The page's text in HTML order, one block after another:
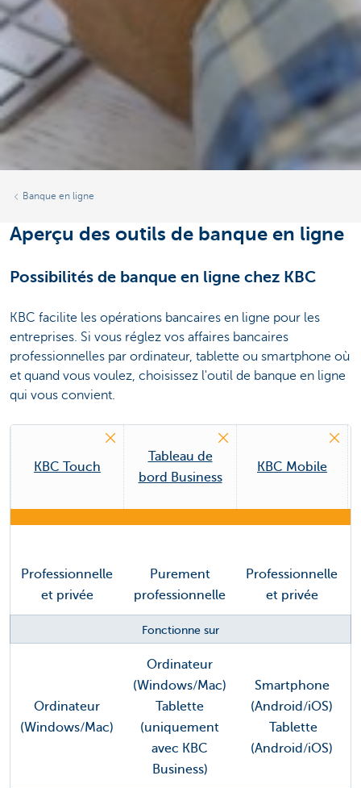
Banque en ligne
Aperçu des outils de banque en ligne
Possibilités de banque en ligne chez KBC
KBC facilite les opérations bancaires en ligne pour les
entreprises. Si vous réglez vos affaires bancaires
professionnelles par ordinateur, tablette ou smartphone où
et quand vous voulez, choisissez l'outil de banque en ligne
qui vous convient.
KBC Touch
Tableau de
bord Business
KBC Mobile
Professionnelle
et privée
Purement
professionnelle
Professionnelle
et privée
Ordinateur
(Windows/Mac)
Ordinateur
(Windows/Mac)
Tablette
(uniquement
avec KBC
Business)
Smartphone
(Android/iOS)
Tablette
(Android/iOS)
Fonctionne sur